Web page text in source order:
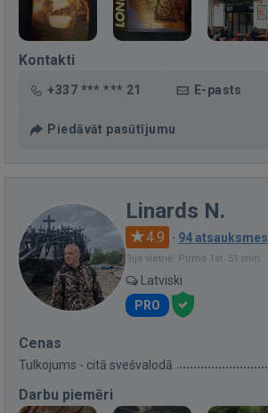
Kontakti
+337 *** *** 21 E-pasts
Piedāvāt pasūtījumu
Linards N.
4.9 · 94 atsauksmes
Bija vietnē: Pirms 1st. 51 min.
Latviski
PRO
Cenas
Tulkojums - citā svešvalodā
Darbu piemēri